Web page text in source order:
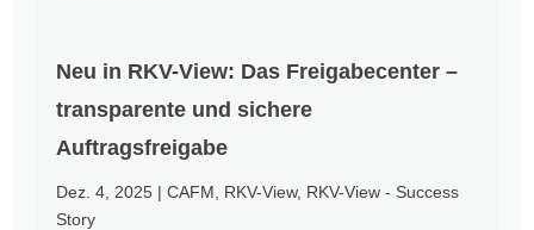
Neu in RKV-View: Das Freigabecenter –
transparente und sichere
Auftragsfreigabe
Dez. 4, 2025 |CAFM RKV-View, RKV-View - Success
Story